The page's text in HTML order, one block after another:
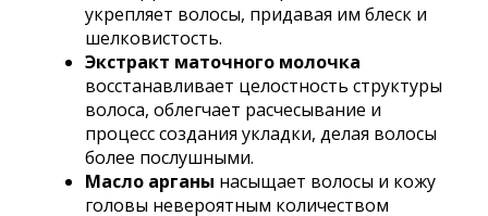
укрепляет волосы, придавая им блеск и
шелковистость.
Экстракт маточного молочка
восстанавливает целостность структуры
волоса, облегчает расчесывание и
процесс создания укладки, делая волосы
более послушными.
Масло арганы насыщает волосы и кожу
головы невероятным количеством